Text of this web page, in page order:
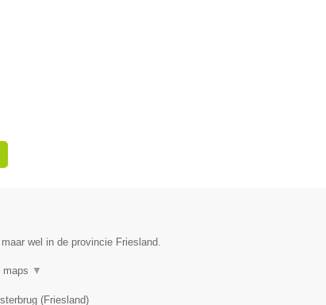
wel in de provincie Friesland.
maps ▼
(Friesland)